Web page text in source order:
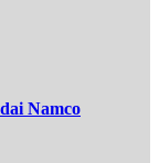
Namco